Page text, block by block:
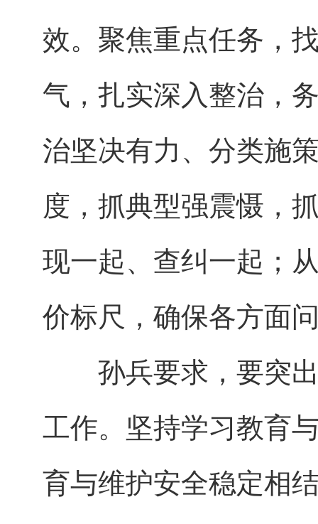
效。聚焦重点任务，
气，扎实深入整治，
治坚决有力、分类施
度，抓典型强震慑，
现一起、查纠一起；
价标尺，确保各方面
孙兵要求，要突出
工作。坚持学习教育
育与维护安全稳定相